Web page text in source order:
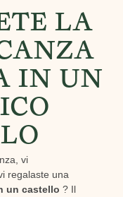
LA
IN UN
vi
regalaste una
un castello ? Il